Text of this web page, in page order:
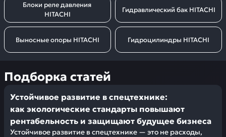
Блоки реле давления
HITACHI
Гидравлический бак HITACHI
Выносные опоры HITACHI Гидроцилиндры HITACHI
Подборка статей
Устойчивое развитие в спецтехнике:
как экологические стандарты повышают
рентабельность и защищают будущее бизнеса
Устойчивое развитие в спецтехнике — это не расходы,